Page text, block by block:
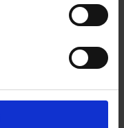
Spagna, non
nel “Piano